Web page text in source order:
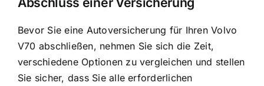
Bevor Sie eine Autoversicherung für Ihren Volvo
V70 abschließen, nehmen Sie sich die Zeit,
verschiedene Optionen zu vergleichen und stellen
Sie sicher, dass Sie alle erforderlichen